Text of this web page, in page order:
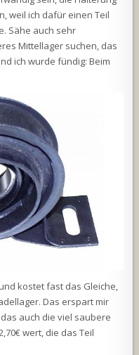
weil ich dafür einen Teil
Sähe auch sehr
Mittellager suchen, das
ich wurde fündig: Beim
kostet fast das Gleiche,
Das erspart mir
auch die viel saubere
wert, die das Teil